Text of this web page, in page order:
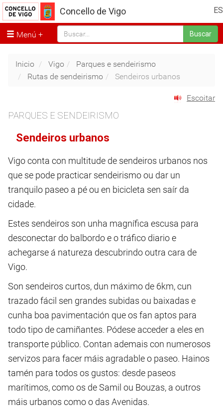
ES
Concello de Vigo
Menú Buscar
Inicio Vigo
Parques e sendeirismo
Rutas de sendeirismo
Sendeiros urbanos
Escoitar
PARQUES E SENDEIRISMO
Sendeiros urbanos
Vigo conta con multitude de sendeiros urbanos nos
que se pode practicar sendeirismo ou dar un
tranquilo paseo a pé ou en bicicleta sen saír da
cidade.
Estes sendeiros son unha magnífica escusa para
desconectar do balbordo e o tráfico diario e
achegarse á natureza descubrindo outra cara de
Vigo.
Son sendeiros curtos, dun máximo de 6km, cun
trazado fácil sen grandes subidas ou baixadas e
cunha boa pavimentación que os fan aptos para
todo tipo de camiñantes. Pódese acceder a eles en
transporte público. Contan ademais con numerosos
servizos para facer máis agradable o paseo. Hainos
tamén para todos os gustos: desde paseos
marítimos, como os de Samil ou Bouzas, a outros
máis urbanos como o das Avenidas.